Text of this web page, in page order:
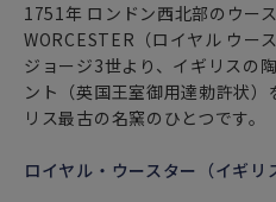
読書などゆっくり寛ぐ時間にお
ご自宅やオフィスなどでアメ
ク、ココア、スープなど
使い方はあなた次第です。
して置いたり
1751年 ロンドン西北部のウー
WORCESTER（ロイヤル ウー
ジョージ3世より、イギリスの
ント（英国王室御用達勅許状
リス最古の名窯のひとつです。
ロイヤル・ウースター（イギリ